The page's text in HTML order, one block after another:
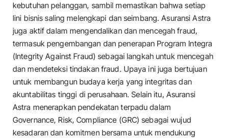
kebutuhan pelanggan, sambil memastikan bahwa setiap
lini bisnis saling melengkapi dan seimbang. Asuransi Astra
juga aktif dalam mengendalikan dan mencegah fraud,
termasuk pengembangan dan penerapan Program Integra
(Integrity Against Fraud) sebagai langkah untuk mencegah
dan mendeteksi tindakan fraud. Upaya ini juga bertujuan
untuk membangun budaya kerja yang integritas dan
akuntabilitas tinggi di perusahaan. Selain itu, Asuransi
Astra menerapkan pendekatan terpadu dalam
Governance, Risk, Compliance (GRC) sebagai wujud
kesadaran dan komitmen bersama untuk mendukung